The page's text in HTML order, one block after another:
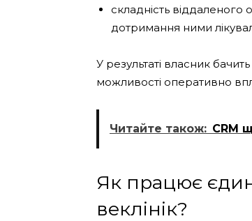
складність
дотримання ними
У результаті власник
можливості оперативно
Читайте також: CRM
Як працює
веклінік?